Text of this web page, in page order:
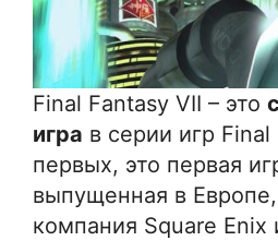
Final Fantasy VII – это
игра в серии игр
первых, это первая
выпущенная в
компания Square Enix